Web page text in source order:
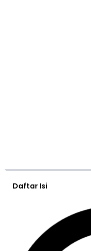
Daftar Isi